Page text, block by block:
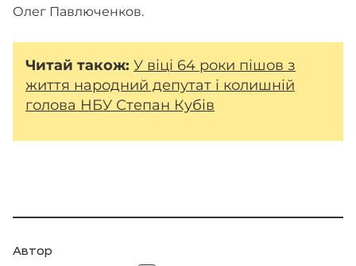
Олег Павлюченков.
Читай також: У віці 64 роки пішов з
життя народний депутат і колишній
голова НБУ Степан Кубів
Автор